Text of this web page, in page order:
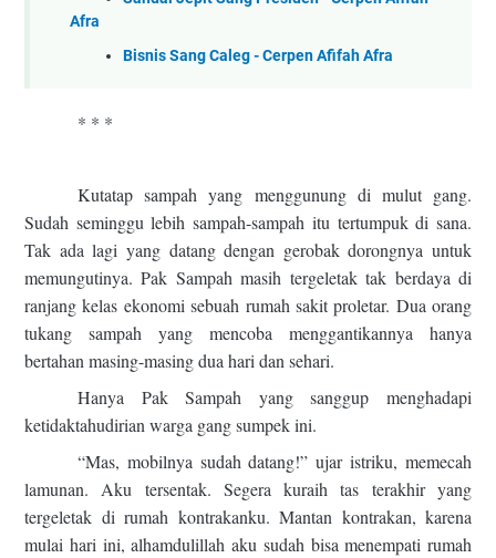
Afra
Bisnis Sang Caleg - Cerpen Afifah Afra
* * *
Kutatap sampah yang menggunung di mulut gang.
Sudah seminggu lebih sampah-sampah itu tertumpuk di sana.
Tak ada lagi yang datang dengan gerobak dorongnya untuk
memungutinya. Pak Sampah masih tergeletak tak berdaya di
ranjang kelas ekonomi sebuah rumah sakit proletar. Dua orang
tukang sampah yang mencoba menggantikannya hanya
bertahan masing-masing dua hari dan sehari.
Hanya Pak Sampah yang sanggup menghadapi
ketidaktahudirian warga gang sumpek ini.
“Mas, mobilnya sudah datang!” ujar istriku, memecah
lamunan. Aku tersentak. Segera kuraih tas terakhir yang
tergeletak di rumah kontrakanku. Mantan kontrakan, karena
mulai hari ini, alhamdulillah aku sudah bisa menempati rumah